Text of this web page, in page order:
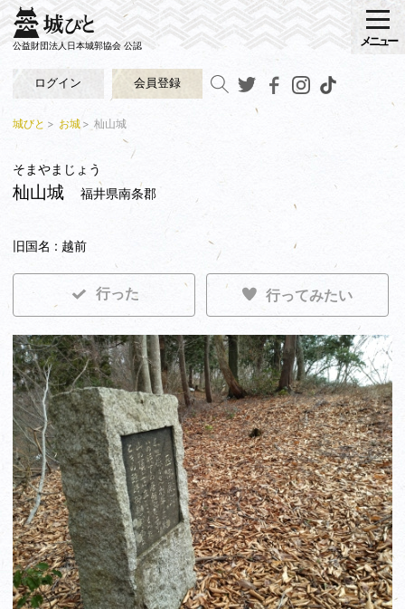
公益財団法人日本城郭協会 公認
ログイン 会員登録
メニュー
城びと お城 杣山城
そまやまじょう
杣山城 福井県南条郡
旧国名 : 越前
行った 行ってみたい